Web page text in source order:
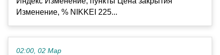
Изменение, % NIKKEI 225...
02:00, 02 Мар